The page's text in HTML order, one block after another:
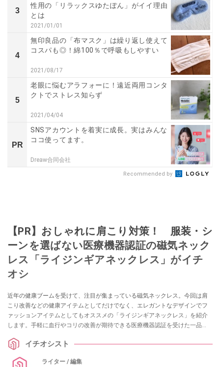
3
性用の「リラックスゆたぽん」がイイ理由
とは
2021/01/01
4
無印良品の「布マスク」は繰り返し使えて
コスパも◎！綿100％で呼吸もしやすい
2021/08/17
5
老眼に悩むアラフォーに！遠近両用コンタ
クトでストレス知らず
2021/04/04
PR
SNSアカウントを着実に成長。実はみんな
ココ使ってます。
Dreaw合同会社
Recommended by
【PR】おしゃれに肩こり対策！ 服装・シ
ーンを選ばない医療機器認証の磁気ネック
レス「ライジンギアネックレス」がイチ
オシ
近年の健康ブームを受けて、注目が集まっている磁気ネックレス。今回は肩
こり改善などの健康アイテムとしてだけでなく、エレガントなデザインでフ
ァッションアイテムとしてもオススメの「ライジンギアネックレス」を紹介
します。手軽に血行やコリの改善が期待できる医療機器認証を受けた一品
イチオシの健康アクセサリーです。（提供：株式会社レミントン）
イチオシスト
ライター / 編集